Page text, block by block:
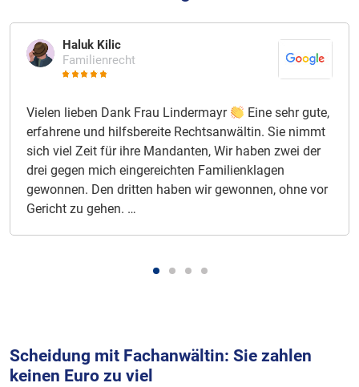
Haluk Kilic
Familienrecht
Vielen lieben Dank Frau Lindermayr
Eine sehr gute,
erfahrene und hilfsbereite Rechtsanwältin. Sie nimmt
sich viel Zeit für ihre Mandanten, Wir haben zwei der
drei gegen mich eingereichten Familienklagen
gewonnen. Den dritten haben wir gewonnen, ohne vor
Gericht zu gehen. …
Scheidung mit Fachanwältin: Sie zahlen
keinen Euro zu viel